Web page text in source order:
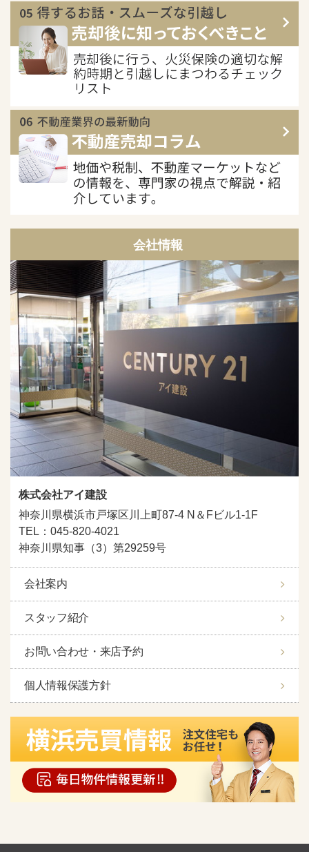
会社情報
株式会社アイ建設
神奈川県横浜市戸塚区川上町87-4 N＆Fビル1-1F
TEL：045-820-4021
神奈川県知事（3）第29259号
会社案内
スタッフ紹介
お問い合わせ・来店予約
個人情報保護方針